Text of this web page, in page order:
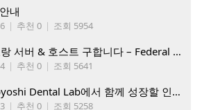
내
| 추천 0 | 조회 5954
Korean BBQ 레스토랑 서버 & 호스트 구합니다 – Federal Way & Tacoma $45-$60/hr (server), $21-23/hr (Host)
| 추천 0 | 조회 5641
(Renton 이전) Motoyoshi Dental Lab에서 함께 성장할 인재를 모십니다.
| 추천 0 | 조회 5258